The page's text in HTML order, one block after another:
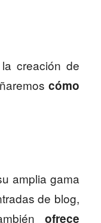
creación de
cómo
amplia gama
de blog,
ofrece